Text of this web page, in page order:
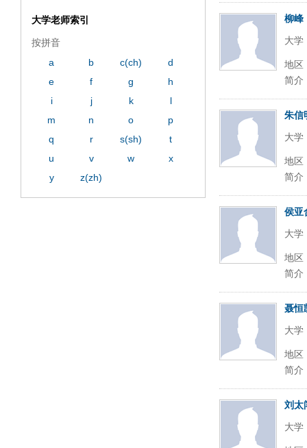
柳峰
大学
地区
简介
朱信
大学
地区
简介
侯亚
大学
地区
简介
聂恒
大学
地区
简介
刘太
大学
大学老师索引
按拼音
a
b c(ch)
d
e
f g
h
i
j k
l
m
n o
p
q
r s(sh)
t
u
v w
x
y
z(zh)